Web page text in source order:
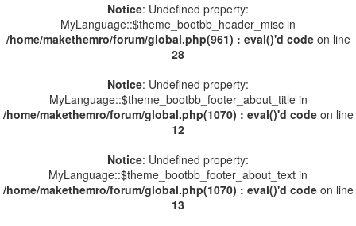
Notice: Undefined property:
MyLanguage::$theme_bootbb_header_misc in
/home/makethemro/forum/global.php(961) : eval()'d codeon line
28
Notice: Undefined property:
MyLanguage::$theme_bootbb_footer_about_title in
/home/makethemro/forum/global.php(1070) : eval()'d codeon line
12
Notice: Undefined property:
MyLanguage::$theme_bootbb_footer_about_text in
/home/makethemro/forum/global.php(1070) : eval()'d codeon line
13